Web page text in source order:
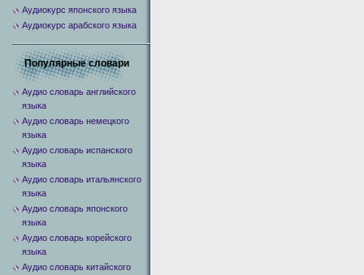
Аудиокурс японского языка
Аудиокурс арабского языка
Популярные словари
Аудио словарь английского
языка
Аудио словарь немецкого
языка
Аудио словарь испанского
языка
Аудио словарь итальянского
языка
Аудио словарь японского
языка
Аудио словарь корейского
языка
Аудио словарь китайского